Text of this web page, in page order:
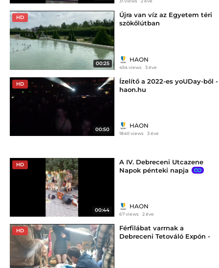
HD
00:25
Újra van víz az Egyetem téri
szökőlútban
HAON
454 views 3 éve
HD
00:50
Ízelítő a 2022-es yoUDay-ből -
haon.hu
HAON
1840 views 3 éve
HD
00:44
A IV. Debreceni Utcazene
Napok pénteki napja
HAON
67 views 2 éve
HD
Férfilábat varrnak a
Debreceni Tetováló Expón -